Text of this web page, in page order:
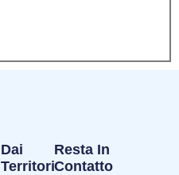
Dai
Territori
Resta In
Contatto